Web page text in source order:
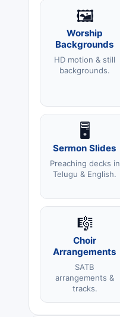
🖼️
Worship
Backgrounds
HD motion & still
backgrounds.
🖥️
Sermon Slides
Preaching decks in
Telugu & English.
🎼
Choir
Arrangements
SATB
arrangements &
tracks.